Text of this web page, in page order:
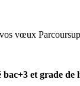
vœux
bac+3 et grade de